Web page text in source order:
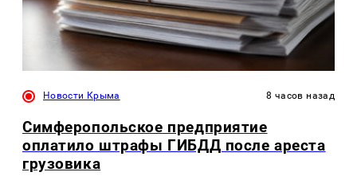
Новости Крыма 8 часов назад
Симферопольское предприятие
оплатило штрафы ГИБДД после ареста
грузовика